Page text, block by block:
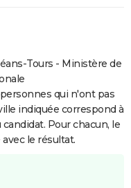
Tours - Ministère de
qui n'ont pas
indiquée correspond à
Pour chacun, le
le résultat.